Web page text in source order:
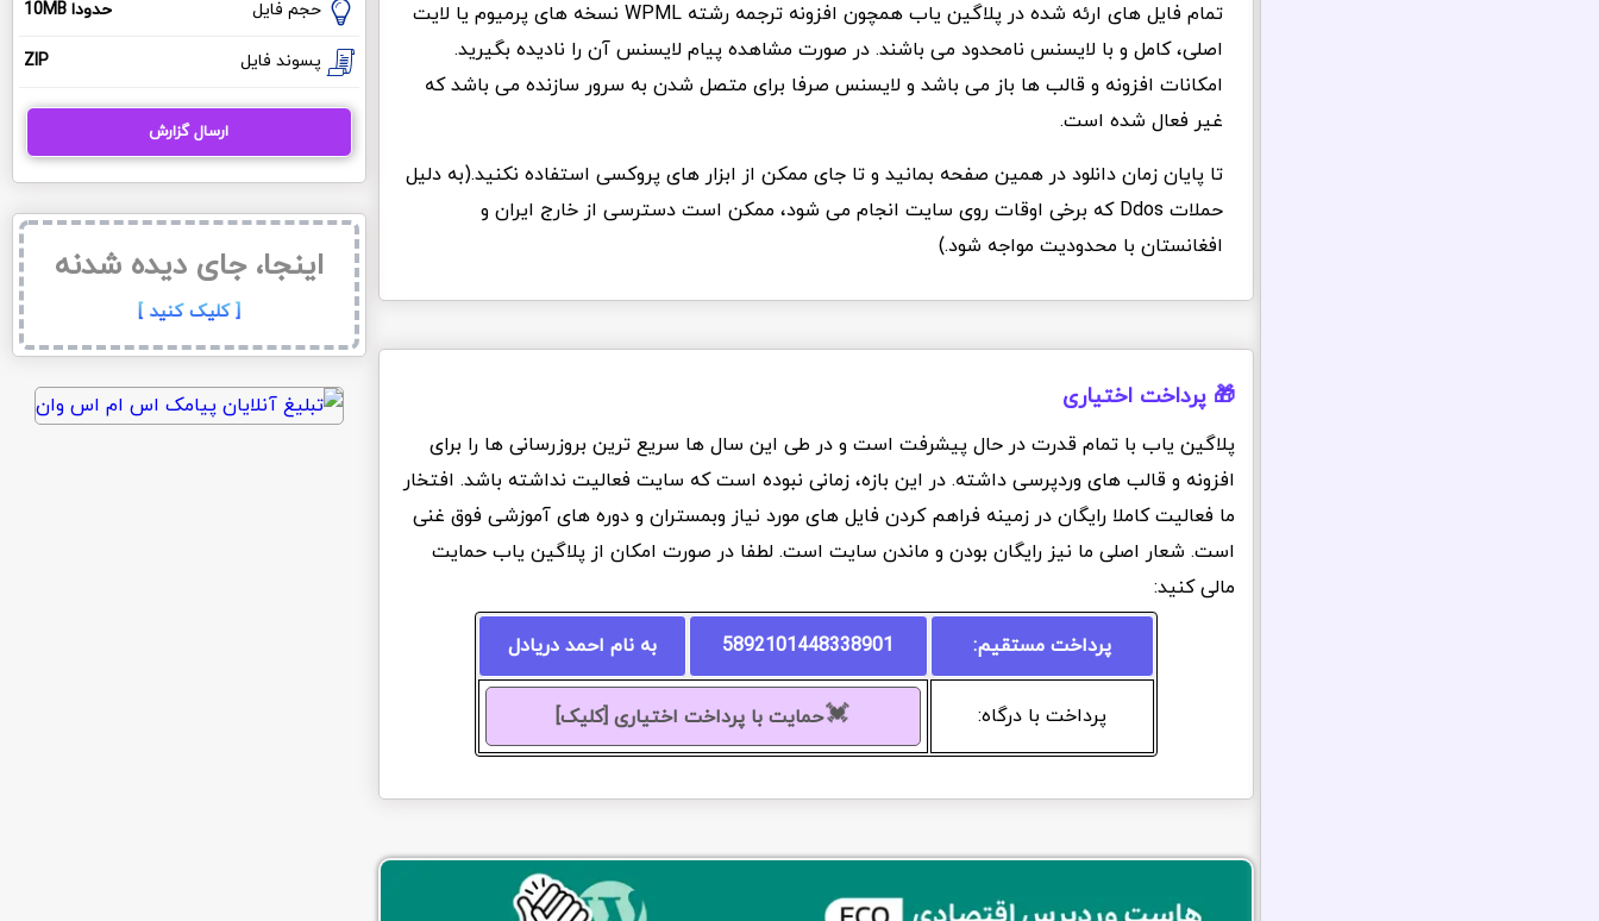
تمام فایل های ارئه شده در پلاگین یاب همچون افزونه ترجمه رشته WPML نسخه های پرمیوم یا لایت
اصلی، کامل و با لایسنس نامحدود می باشند. در صورت مشاهده پیام لایسنس آن را نادیده بگیرید.
امکانات افزونه و قالب ها باز می باشد و لایسنس صرفا برای متصل شدن به سرور سازنده می باشد که
غیر فعال شده است.
تا پایان زمان دانلود در همین صفحه بمانید و تا جای ممکن از ابزار های پروکسی استفاده نکنید.(به دلیل
حملات Ddos که برخی اوقات روی سایت انجام می شود، ممکن است دسترسی از خارج ایران و
افغانستان با محدودیت مواجه شود.)
🎁 پرداخت اختیاری
پلاگین یاب با تمام قدرت در حال پیشرفت است و در طی این سال ها سریع ترین بروزرسانی ها را برای
افزونه و قالب های وردپرسی داشته. در این بازه، زمانی نبوده است که سایت فعالیت نداشته باشد. افتخار
ما فعالیت کاملا رایگان در زمینه فراهم کردن فایل های مورد نیاز وبمستران و دوره های آموزشی فوق غنی
است. شعار اصلی ما نیز رایگان بودن و ماندن سایت است. لطفا در صورت امکان از پلاگین یاب حمایت
مالی کنید:
پرداخت مستقیم: 5892101448338901 به نام احمد دریادل
پرداخت با درگاه: 💓حمایت با پرداخت اختیاری [کلیک]
حجم فایل حدودا 10MB
پسوند فایل ZIP
ارسال گزارش
اینجا، جای دیده شدنه
[ کلیک کنید ]